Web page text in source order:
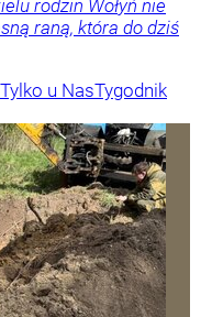
rodzin Wołyń nie
raną, która do dziś
Tylko u NasTygodnik